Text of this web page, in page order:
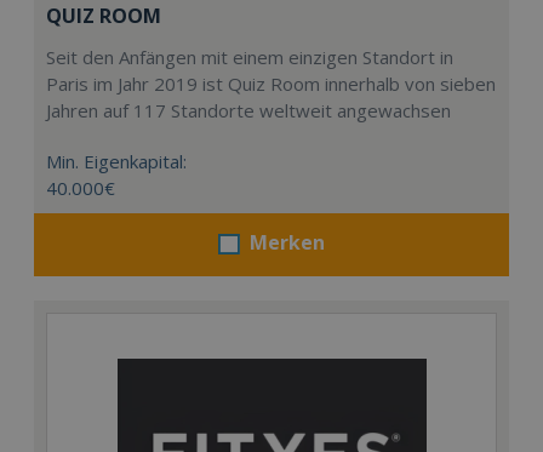
QUIZ ROOM
Seit den Anfängen mit einem einzigen Standort in
Paris im Jahr 2019 ist Quiz Room innerhalb von sieben
Jahren auf 117 Standorte weltweit angewachsen
Min. Eigenkapital:
40.000€
Merken